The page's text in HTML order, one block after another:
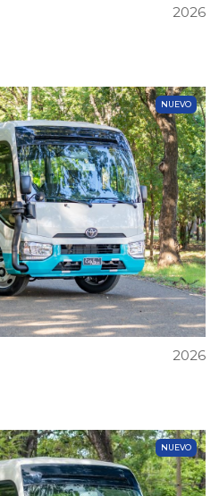
2026
NUEVO
2026
NUEVO